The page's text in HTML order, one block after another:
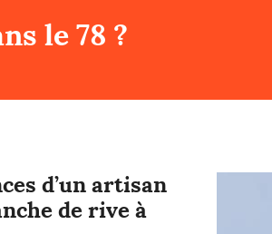
le 78 ?
d’un artisan
de rive à